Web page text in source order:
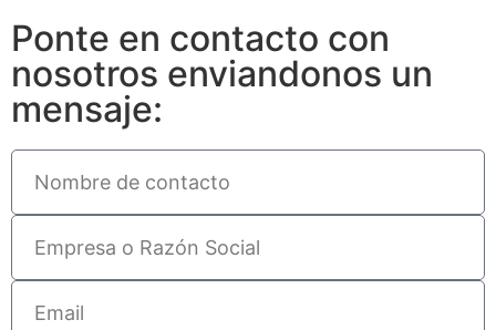
Ponte en contacto con
nosotros enviandonos un
mensaje: